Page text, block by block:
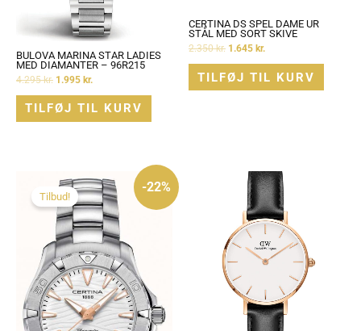
BULOVA MARINA STAR LADIES
MED DIAMANTER – 96R215
4.295kr. 1.995 kr.
TILFØJ TIL KURV
CERTINA DS SPEL DAME UR
STÅL MED SORT SKIVE
2.350kr. 1.645 kr.
TILFØJ TIL KURV
-22%
Tilbud!
oprindelige
pris
var:
4.100 kr..
aktuelle
pris
er:
3.195 kr..